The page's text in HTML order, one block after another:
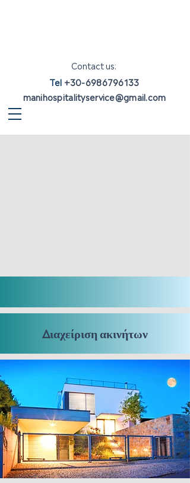
Contact us:
Tel +30-6986796133
manihospitalityservice@gmail.com
Διαχείριση ακινήτων